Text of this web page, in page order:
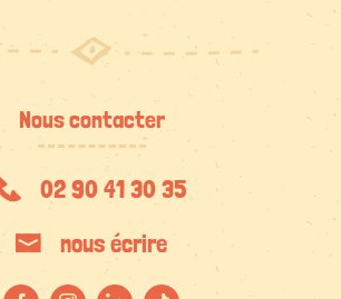
Nous contacter
02 90 41 30 35
nous écrire